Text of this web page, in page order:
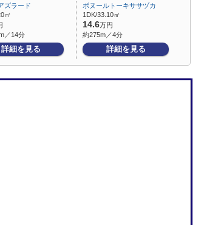
ズラード
㎡
／14分
詳細を見る
ボヌールトーキササヅカ
1DK/33.10㎡
14.6万円
約275m／4分
詳細を見る